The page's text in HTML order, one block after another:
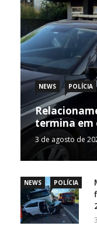
NEWS POLÍCIA
termina em
3 de agosto de
NEWS POLÍCIA